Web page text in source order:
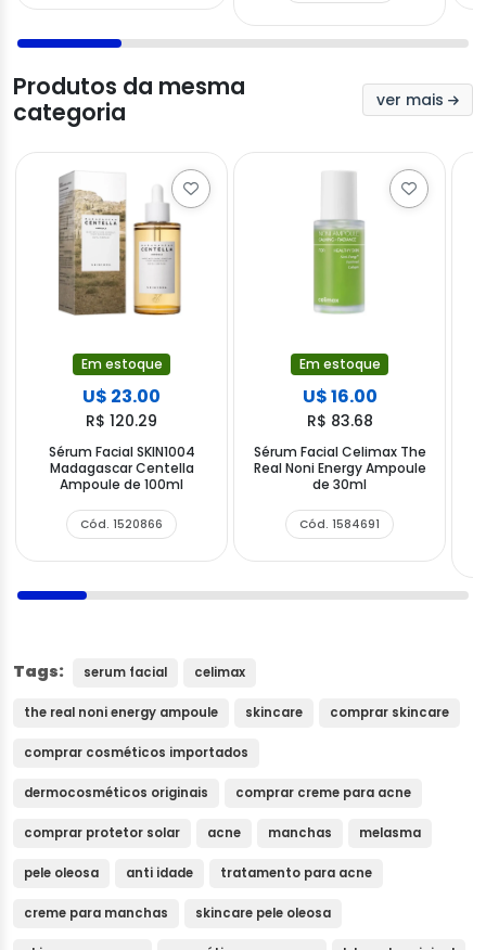
Produtos da mesma
categoria
ver mais
Em estoque
U$ 23.00
R$ 120.29
Sérum Facial SKIN1004
Madagascar Centella
Ampoule de 100ml
Cód. 1520866
Em estoque
U$ 16.00
R$ 83.68
Sérum Facial Celimax The
Real Noni Energy Ampoule
de 30ml
Cód. 1584691
Tags: serum facial celimax
the real noni energy ampoule skincare comprar skincare
comprar cosméticos importados
dermocosméticos originais comprar creme para acne
comprar protetor solar acne manchas melasma
pele oleosa anti idade tratamento para acne
creme para manchas skincare pele oleosa